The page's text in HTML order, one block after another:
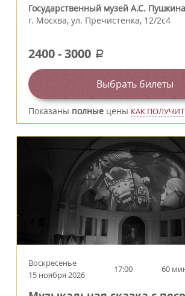
Государственный музей А.С. Пушкина
г. Москва, ул. Пречистенка, 12/2c4
2400-3000 a
Выбрать билеты
Показаны полные цены КАК
Воскресенье
15 ноября 2026
17:00 60